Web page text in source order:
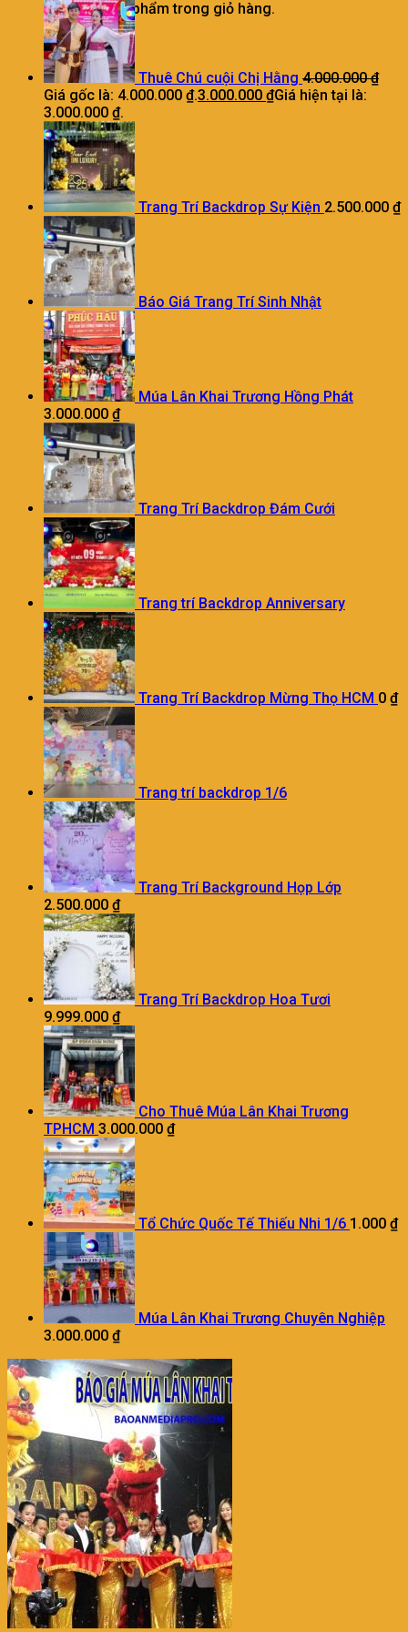
Chưa có sản phẩm trong giỏ hàng.
Thuê Chú cuội Chị Hằng 4.000.000₫
Giá gốc là: 4.000.000 ₫.3.000.000 ₫Giá hiện tại là:
3.000.000 ₫.
Trang Trí Backdrop Sự Kiện 2.500.000 ₫
Báo Giá Trang Trí Sinh Nhật
Múa Lân Khai Trương Hồng Phát
3.000.000 ₫
Trang Trí Backdrop Đám Cưới
Trang trí Backdrop Anniversary
Trang Trí Backdrop Mừng Thọ HCM 0 ₫
Trang trí backdrop 1/6
Trang Trí Background Họp Lớp
2.500.000 ₫
Trang Trí Backdrop Hoa Tươi
9.999.000 ₫
Cho Thuê Múa Lân Khai Trương
TPHCM 3.000.000 ₫
Tổ Chức Quốc Tế Thiếu Nhi 1/6 1.000 ₫
Múa Lân Khai Trương Chuyên Nghiệp
3.000.000 ₫